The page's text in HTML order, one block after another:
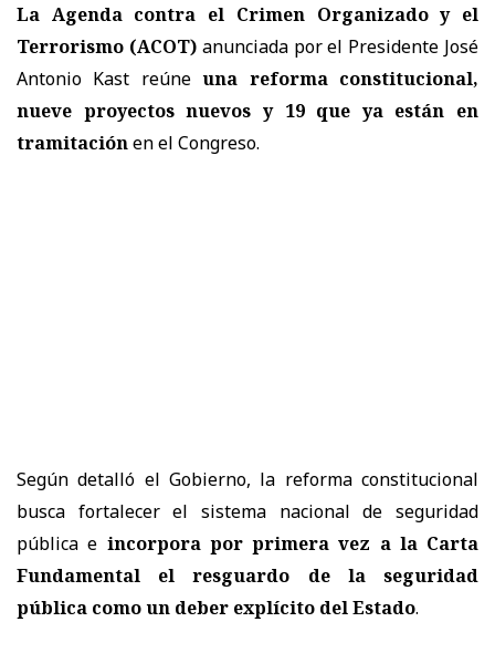
La Agenda contra el Crimen Organizado y el
Terrorismo (ACOT)anunciada por el Presidente José
Antonio Kast reúneuna reforma constitucional,
nueve proyectos nuevos y 19 que ya están en
tramitaciónen el Congreso.
Según detalló el Gobierno, la reforma constitucional
busca fortalecer el sistema nacional de seguridad
pública e incorpora por primera vez a la Carta
Fundamental el resguardo de la seguridad
pública como un deber explícito del Estado.